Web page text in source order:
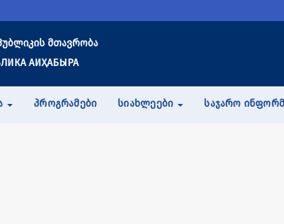
მთავრობა
АИҲАБЫРА
ᲞᲠᲝᲒᲠᲐᲛᲔᲑᲘ ᲡᲘᲐᲮᲚᲔᲔᲑᲘ ᲡᲐᲯᲐᲠᲝ